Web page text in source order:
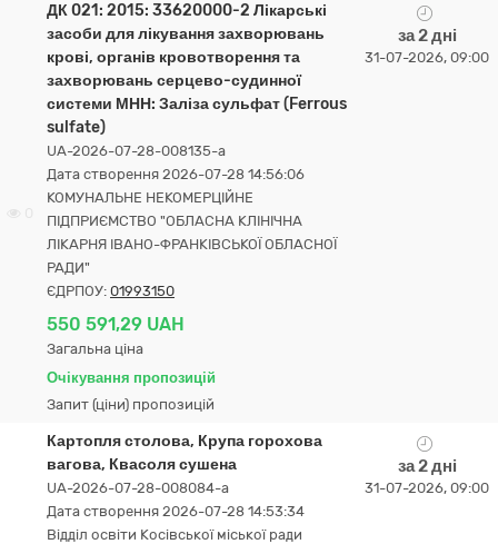
ДК 021: 2015: 33620000-2 Лікарські
засоби для лікування захворювань
крові, органів кровотворення та
захворювань серцево-судинної
системи МНН: Заліза сульфат (Ferrous
sulfate)
UA-2026-07-28-008135-a
Дата створення 2026-07-28 14:56:06
КОМУНАЛЬНЕ НЕКОМЕРЦІЙНЕ
ПІДПРИЄМСТВО "ОБЛАСНА КЛІНІЧНА
ЛІКАРНЯ ІВАНО-ФРАНКІВСЬКОЇ ОБЛАСНОЇ
РАДИ"
ЄДРПОУ: 01993150
550 591,29 UAH
Загальна ціна
Очікування пропозицій
Запит (ціни) пропозицій
за 2 дні
31-07-2026, 09:00
Картопля столова, Крупа горохова
вагова, Квасоля сушена
UA-2026-07-28-008084-a
Дата створення 2026-07-28 14:53:34
Відділ освіти Косівської міської ради
за 2 дні
31-07-2026, 09:00